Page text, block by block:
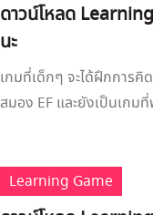
ดาวน์โหลด
นะ
เกมที่เด็กๆ จะได้ฝึกการคิ
สมอง EF และยังเป็นเก
Learning Game